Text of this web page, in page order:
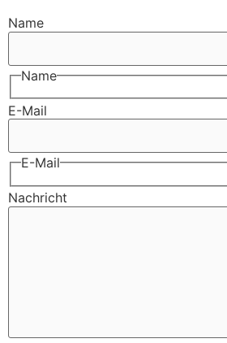
Name
Name
E-Mail
E-Mail
Nachricht